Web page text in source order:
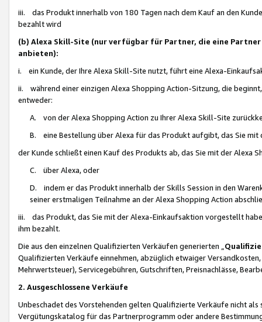
iii. das Produkt innerhalb von 180 Tagen nach dem Kauf an den
bezahlt wird
(b) Alexa Skill-Site (nur verfügbar für Partner, die eine
anbieten):
i. ein Kunde, der Ihre Alexa Skill-Site nutzt, führt eine Alexa-
ii. während einer einzigen Alexa Shopping Action-Sitzung, die
entweder:
A. von der Alexa Shopping Action zu Ihrer Alexa Skill-Site
B. eine Bestellung über Alexa für das Produkt aufgibt, das Sie mit
der Kunde schließt einen Kauf des Produkts ab, das Sie mit der Alexa
C. über Alexa, oder
D. indem er das Produkt innerhalb der Skills Session in den
seiner erstmaligen Teilnahme an der Alexa Shopping Action
iii. das Produkt, das Sie mit der Alexa-Einkaufsaktion vorgestellt
ihm bezahlt.
Die aus den einzelnen Qualifizierten Verkäufen generierten „
Qualifizierten Verkäufe einnehmen, abzüglich etwaiger
Mehrwertsteuer), Servicegebühren, Gutschriften, Preisnachlässe,
2. Ausgeschlossene Verkäufe
Unbeschadet des Vorstehenden gelten Qualifizierte Verkäufe nicht
Vergütungskatalog für das Partnerprogramm oder andere